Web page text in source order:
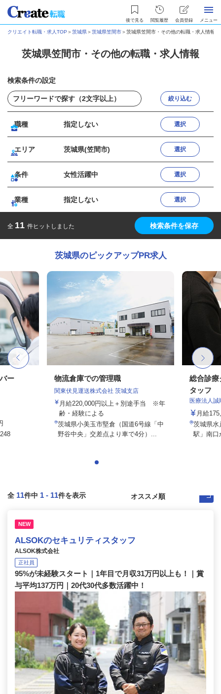
後で見る 閲覧履歴 会員登録 メニュー
クリエイト転職・求人TOP ＞茨城県＞茨城県笠間市＞茨城県笠間市・その他の転職・求人情報
茨城県笠間市・その他の転職・求人情報
検索条件の設定
絞り込む
職種 指定しない 選択
エリア 茨城県(笠間市) 選択
条件 女性活躍中 選択
業種 指定しない 選択
全 11 件ヒットしました 検索条件を保存
茨城県のピックアップPR求人
ー 物流倉庫での管理職
関東伏見運送株式会社 茨城支店
月給220,000円以上＋別途手当 ※年
齢・経験による
茨城県小美玉市堅倉（国道6号線「中
野谷中央」交差点より車で4分）...
総合診療
タッフ
医療法人誠
月給
茨城県水
駅」南口
全 11件中 1 - 11件を表示
NEW
ALSOKのセキュリティスタッフ
ALSOK株式会社
正社員
95%が未経験スタート｜1年目で月収31万円以上も！｜賞
与平均137万円｜20代30代多数活躍中！